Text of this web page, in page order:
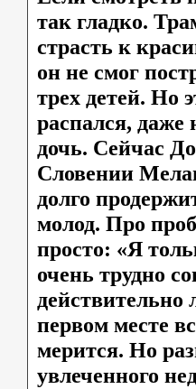
так гладко.
страсть к
он не смог
трех детей. Но
распался, даже
дочь. Сейчас
Словении
долго
молод. Про
просто: «Я
очень трудно
первом месте
мерится. Но
увлеченного